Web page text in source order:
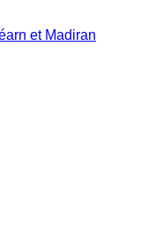
et Madiran